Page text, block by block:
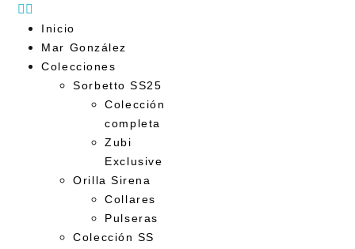
Inicio
Mar González
Colecciones
Sorbetto SS25
Colección
completa
Zubi
Exclusive
Orilla Sirena
Collares
Pulseras
Colección SS